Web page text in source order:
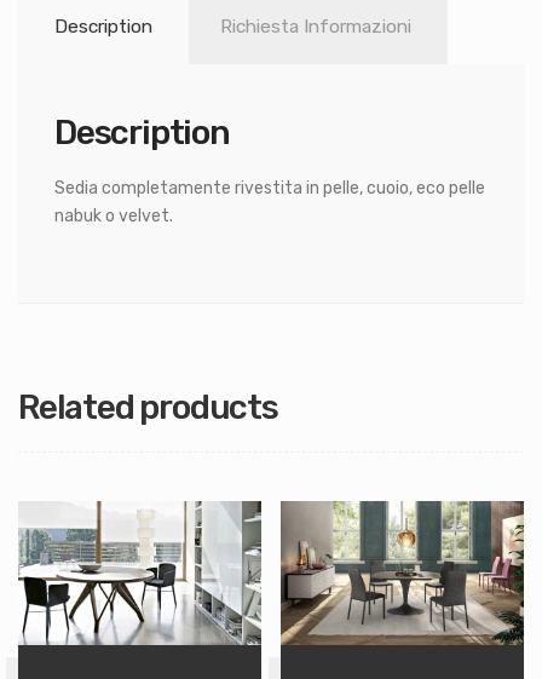
Description Richiesta Informazioni
Description
Sedia completamente rivestita in pelle, cuoio, eco pelle
nabuk o velvet.
Related products